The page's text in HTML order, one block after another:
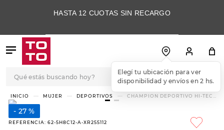
HASTA 12 CUOTAS SIN RECARGO
Elegí tu ubicación para ver
disponibilidad y envíos en 2 hs.
MUJER DEPORTIVOS
CHAMPION DEPORTIVO HI-TEC
27 %
REFERENCIA: 62-5H8C12-A-XR255112
TÉRMINOS MÁS
BUSCADOS